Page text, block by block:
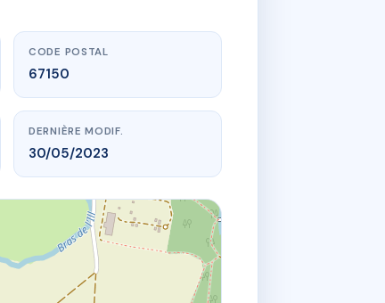
CODE POSTAL
67150
DERNIÈRE MODIF.
30/05/2023